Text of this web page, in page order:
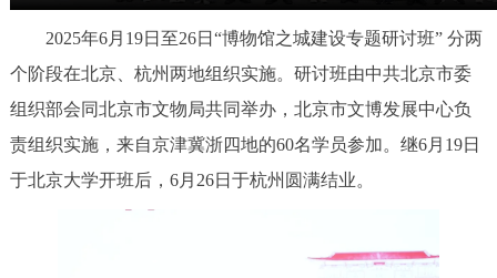
2025年6月19日至26日“博物馆之城建设专题研讨班” 分两
个阶段在北京、杭州两地组织实施。研讨班由中共北京市委
组织部会同北京市文物局共同举办，北京市文博发展中心负
责组织实施，来自京津冀浙四地的60名学员参加。继6月19日
于北京大学开班后，6月26日于杭州圆满结业。